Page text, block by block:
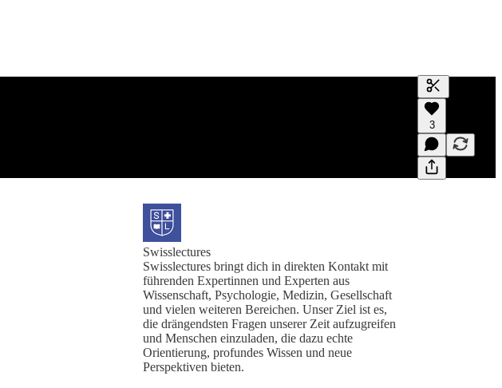
Transkript
Ein
und
3
Swisslectures
Swisslectures bringt dich in direkten Kontakt mit
führenden Expertinnen und Experten aus
Wissenschaft, Psychologie, Medizin, Gesellschaft
und vielen weiteren Bereichen. Unser Ziel ist es,
die drängendsten Fragen unserer Zeit aufzugreifen
und Menschen einzuladen, die dazu echte
Orientierung, profundes Wissen und neue
Perspektiven bieten.